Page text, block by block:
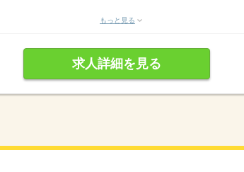
もっと見る
求人詳細を見る